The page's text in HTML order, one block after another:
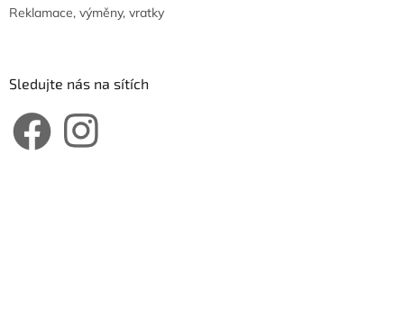
Reklamace, výměny, vratky
Sledujte nás na sítích